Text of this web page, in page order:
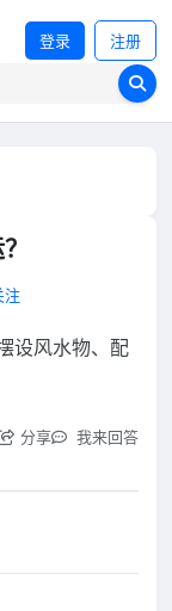
登录 注册
注
设风水物、配
分享 我来回答